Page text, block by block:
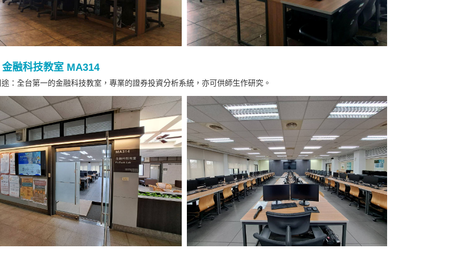
融科技教室 MA314
：全台第一的金融科技教室，專業的證券投資分析系統，亦可供師生作研究。